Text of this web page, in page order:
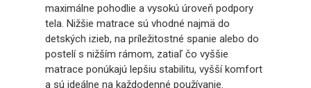
maximálne pohodlie a vysokú úroveň podpory
tela. Nižšie matrace sú vhodné najmä do
detských izieb, na príležitostné spanie alebo do
postelí s nižším rámom, zatiaľ čo vyššie
matrace ponúkajú lepšiu stabilitu, vyšší komfort
a sú ideálne na každodenné používanie.